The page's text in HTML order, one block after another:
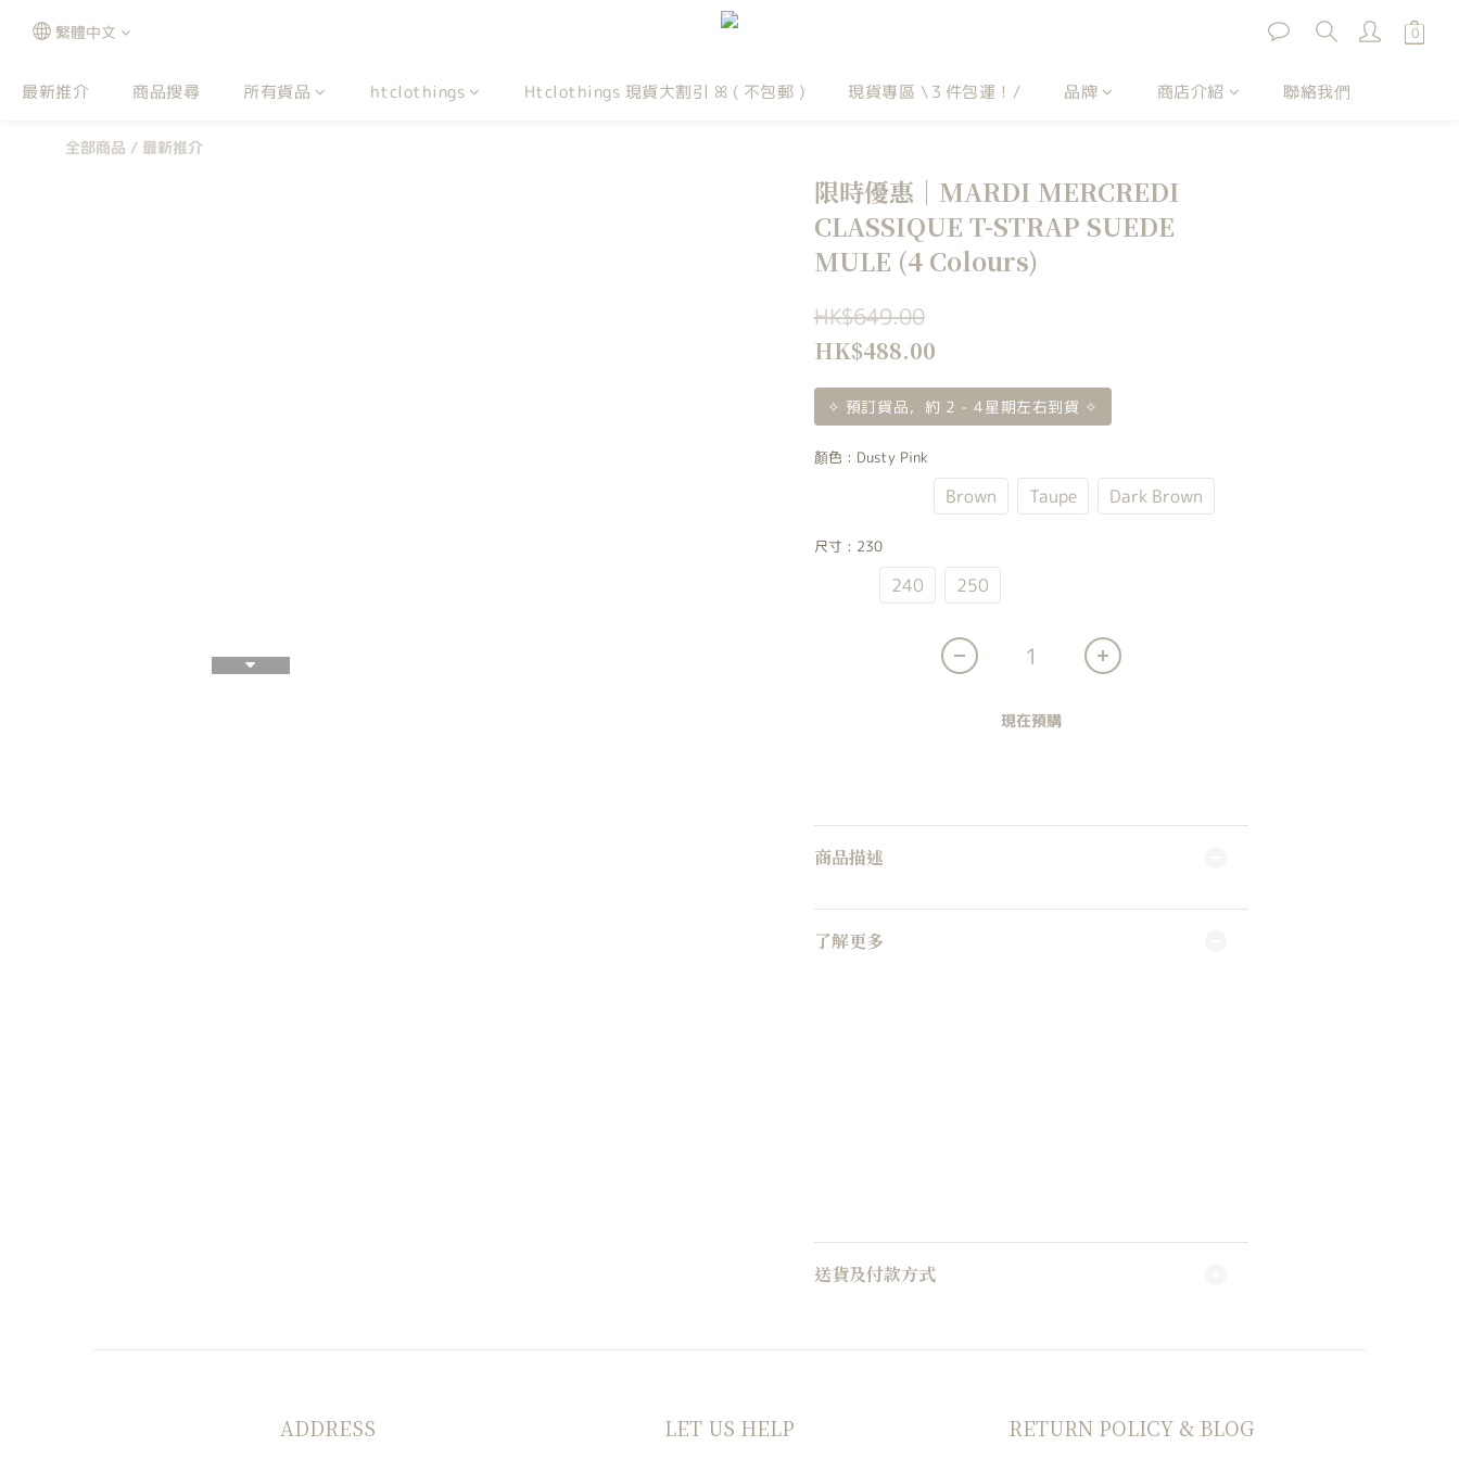
繁體中文
最新推介 商品搜尋 所有貨品 htclothings Htclothings 現貨大割引 ꕤ ( 不包郵 ) 現貨專區 \３件包運！/ 品牌 商店介紹 聯絡我們
全部商品 / 最新推介
限時優惠｜MARDI MERCREDI
CLASSIQUE T-STRAP SUEDE
MULE (4 Colours)
HK$649.00
HK$488.00
✧ 預訂貨品，約 2 - 4星期左右到貨 ✧
顏色 : Dusty Pink
Brown Taupe Dark Brown
尺寸 : 230
240 250
現在預購
商品描述
了解更多
送貨及付款方式
ADDRESS LET US HELP RETURN POLICY & BLOG